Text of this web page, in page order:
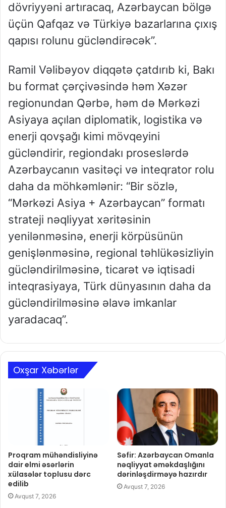
dövriyyəni artıracaq, Azərbaycan bölgə
üçün Qafqaz və Türkiyə bazarlarına çıxış
qapısı rolunu gücləndirəcək”.
Ramil Vəlibəyov diqqətə çatdırıb ki, Bakı
bu format çərçivəsində həm Xəzər
regionundan Qərbə, həm də Mərkəzi
Asiyaya açılan diplomatik, logistika və
enerji qovşağı kimi mövqeyini
gücləndirir, regiondakı proseslərdə
Azərbaycanın vasitəçi və inteqrator rolu
daha da möhkəmlənir: “Bir sözlə,
“Mərkəzi Asiya + Azərbaycan” formatı
strateji nəqliyyat xəritəsinin
yenilənməsinə, enerji körpüsünün
genişlənməsinə, regional təhlükəsizliyin
gücləndirilməsinə, ticarət və iqtisadi
inteqrasiyaya, Türk dünyasının daha da
gücləndirilməsinə əlavə imkanlar
yaradacaq”.
Oxşar Xəbərlər
Proqram mühəndisliyinə
dair elmi əsərlərin
xülasələr toplusu dərc
edilib
Avqust 7, 2026
Səfir: Azərbaycan Omanla
nəqliyyat əməkdaşlığını
dərinləşdirməyə hazırdır
Avqust 7, 2026